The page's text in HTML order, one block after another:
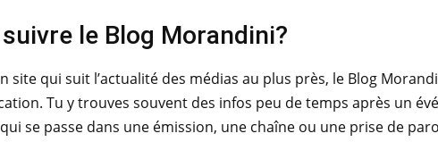
le Blog Morandini?
site qui suit l’actualité des médias au plus près, le Blog
Tu y trouves souvent des infos peu de temps après un
se passe dans une émission, une chaîne ou une prise de